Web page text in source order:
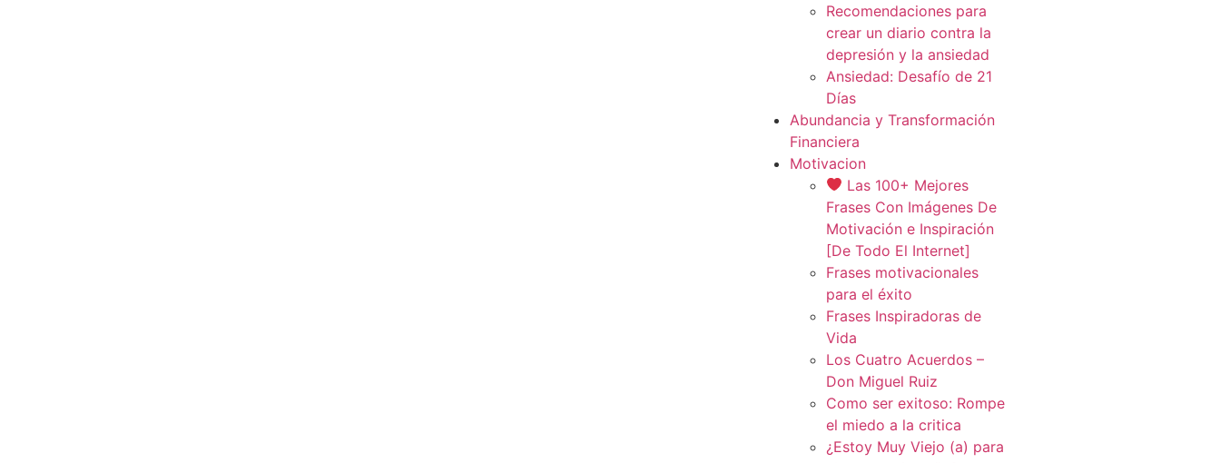
Recomendaciones para
crear un diario contra la
depresión y la ansiedad
Ansiedad: Desafío de 21
Días
Abundancia y Transformación
Financiera
Motivacion
Las 100+ Mejores
Frases Con Imágenes De
Motivación e Inspiración
[De Todo El Internet]
Frases motivacionales
para el éxito
Frases Inspiradoras de
Vida
Los Cuatro Acuerdos –
Don Miguel Ruiz
Como ser exitoso: Rompe
el miedo a la critica
¿Estoy Muy Viejo (a) para